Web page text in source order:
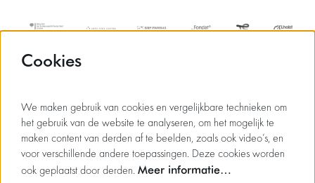
Cookies
We maken gebruik van cookies en vergelijkbare technieken om
het gebruik van de website te analyseren, om het mogelijk te
maken content van derden af te beelden, zoals ook video’s, en
voor verschillende andere toepassingen. Deze cookies worden
ook geplaatst door derden. Meer informatie…